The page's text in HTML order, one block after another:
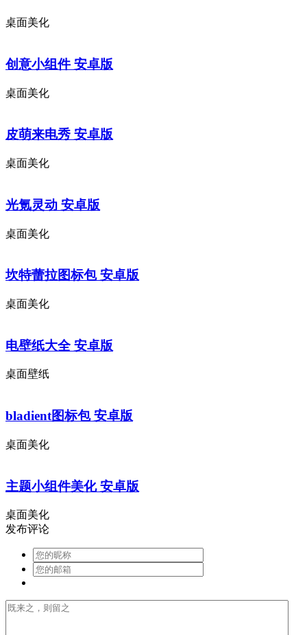
桌面美化
创意小组件 安卓版
桌面美化
皮萌来电秀 安卓版
桌面美化
光氪灵动 安卓版
桌面美化
坎特蕾拉图标包 安卓版
桌面美化
电壁纸大全 安卓版
桌面壁纸
bladient图标包 安卓版
桌面美化
主题小组件美化 安卓版
桌面美化
发布评论